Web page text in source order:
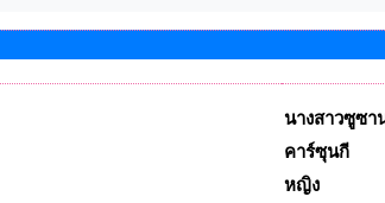
นางสาวซูซ
คาร์ซุนกี
หญิง